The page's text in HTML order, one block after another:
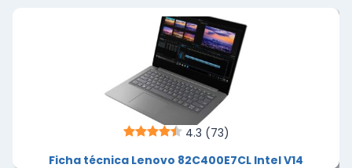
4.3 (73)
Ficha técnica Lenovo 82C400E7CL Intel V14